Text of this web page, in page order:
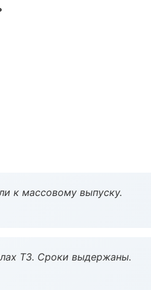
к массовому выпуску.
ТЗ. Сроки выдержаны.